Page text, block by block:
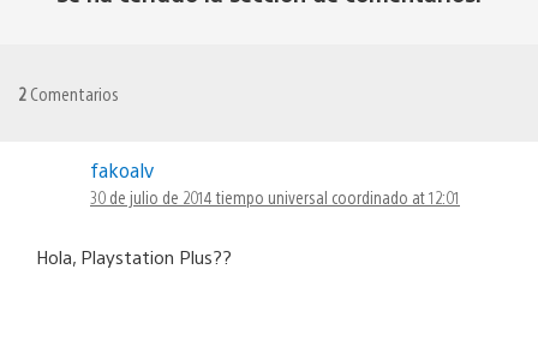
2 Comentarios
fakoalv
30 de julio de 2014 tiempo universal coordinado at 12:01
Hola, Playstation Plus??